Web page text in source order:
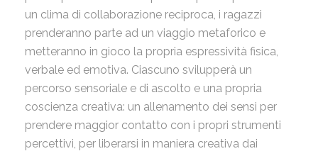
un clima di collaborazione reciproca, i ragazzi
prenderanno parte ad un viaggio metaforico e
metteranno in gioco la propria espressività fisica,
verbale ed emotiva. Ciascuno svilupperà un
percorso sensoriale e di ascolto e una propria
coscienza creativa: un allenamento dei sensi per
prendere maggior contatto con i propri strumenti
percettivi, per liberarsi in maniera creativa dai